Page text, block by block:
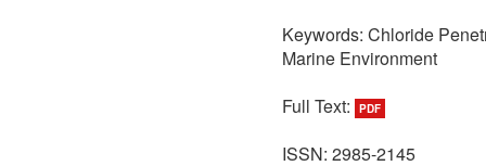
Keywords: Chloride
Marine Environment
Full Text:
PDF
ISSN: 2985-2145